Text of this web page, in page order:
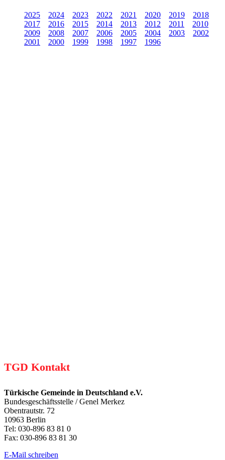
2025 2024 2023 2022 2021 2020 2019
2018
2017
2016 2015 2014 2013 2012 2011
2010
2009
2008 2007 2006 2005 2004 2003
2002
2001
2000 1999 1998 1997 1996
TGD Kontakt
Türkische Gemeinde in Deutschland e.V.
Bundesgeschäftsstelle / Genel Merkez
Obentrautstr. 72
10963 Berlin
Tel: 030-896 83 81 0
Fax: 030-896 83 81 30
E-Mail schreiben